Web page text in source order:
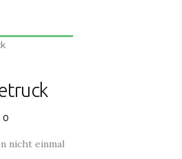
0
nicht einmal